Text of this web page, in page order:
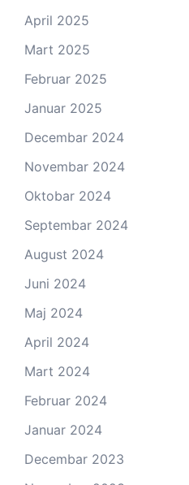
April 2025
Mart 2025
Februar 2025
Januar 2025
Decembar 2024
Novembar 2024
Oktobar 2024
Septembar 2024
August 2024
Juni 2024
Maj 2024
April 2024
Mart 2024
Februar 2024
Januar 2024
Decembar 2023